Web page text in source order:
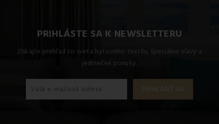
PRIHLÁSTE SA K NEWSLETTERU
Získajte prehľad zo sveta bytového textilu, špeciálne zľavy a
jedinečné ponuky.